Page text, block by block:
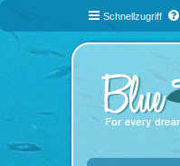
Schnellzugriff